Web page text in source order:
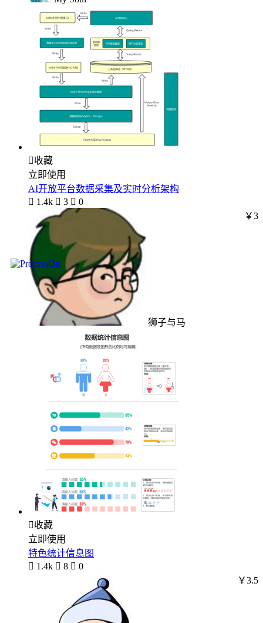
收藏
立即使用
AI开放平台数据采集及实时分析架构
 1.4k  3  0
狮子与马
￥3
收藏
立即使用
特色统计信息图
 1.4k  8  0
￥3.5